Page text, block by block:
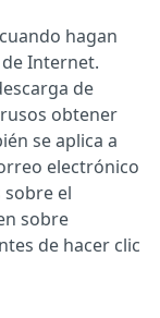
hagan
Internet.
de
obtener
se aplica a
electrónico
el
sobre
de hacer clic